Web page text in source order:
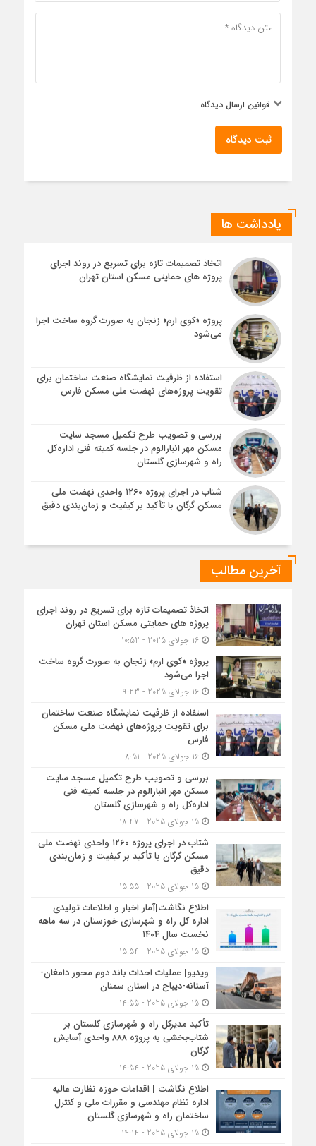
قوانین ارسال دیدگاه
ثبت دیدگاه
یادداشت ها
اتخاذ تصمیمات تازه برای تسریع در روند اجرای
پروژه های حمایتی مسکن استان تهران
پروژه «کوی ارم» زنجان به صورت گروه ساخت اجرا
می‌شود
استفاده از ظرفیت نمایشگاه صنعت ساختمان برای
تقویت پروژه‌های نهضت ملی مسکن فارس
بررسی و تصویب طرح تکمیل مسجد سایت
مسکن مهر انبارالوم در جلسه کمیته فنی اداره‌کل
راه و شهرسازی گلستان
شتاب در اجرای پروژه ۱۲۶۰ واحدی نهضت ملی
مسکن گرگان با تأکید بر کیفیت و زمان‌بندی دقیق
آخرین مطالب
اتخاذ تصمیمات تازه برای تسریع در روند اجرای
پروژه های حمایتی مسکن استان تهران
16 جولای 2025 - 10:52
پروژه «کوی ارم» زنجان به صورت گروه ساخت
اجرا می‌شود
16 جولای 2025 - 9:23
استفاده از ظرفیت نمایشگاه صنعت ساختمان
برای تقویت پروژه‌های نهضت ملی مسکن
فارس
16 جولای 2025 - 8:51
بررسی و تصویب طرح تکمیل مسجد سایت
مسکن مهر انبارالوم در جلسه کمیته فنی
اداره‌کل راه و شهرسازی گلستان
15 جولای 2025 - 18:47
شتاب در اجرای پروژه ۱۲۶۰ واحدی نهضت ملی
مسکن گرگان با تأکید بر کیفیت و زمان‌بندی
دقیق
15 جولای 2025 - 15:55
اطلاع نگاشت|آمار اخبار و اطلاعات تولیدی
اداره کل راه و شهرسازی خوزستان در سه ماهه
نخست سال ۱۴۰۴
15 جولای 2025 - 15:54
ویدیو| عملیات احداث باند دوم محور دامغان-
آستانه-دیباج در استان سمنان
15 جولای 2025 - 14:55
تأکید مدیرکل راه و شهرسازی گلستان بر
شتاب‌بخشی به پروژه ۸۸۸ واحدی آسایش
گرگان
15 جولای 2025 - 14:54
اطلاع نگاشت | اقدامات حوزه نظارت عالیه
اداره نظام مهندسی و مقررات ملی و کنترل
ساختمان راه و شهرسازی گلستان
15 جولای 2025 - 14:14